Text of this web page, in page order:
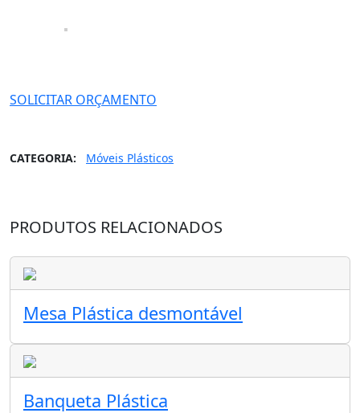
SOLICITAR ORÇAMENTO
CATEGORIA: Móveis Plásticos
PRODUTOS RELACIONADOS
Mesa Plástica desmontável
Banqueta Plástica